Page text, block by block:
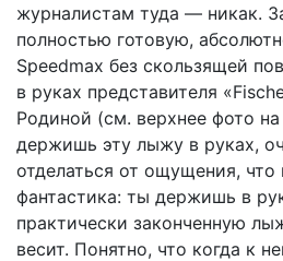
журналистам туда — никак.
полностью готовую,
Speedmax без скользящей
в руках представителя
Родиной (см. верхнее фото на
держишь эту лыжу в руках,
отделаться от ощущения, что
фантастика: ты держишь в
практически законченную
весит. Понятно, что когда к